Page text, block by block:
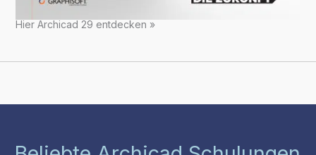
Hier Archicad 29 entdecken »